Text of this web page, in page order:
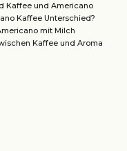
Kaffee und Americano
Kaffee Unterschied?
mit Milch
Kaffee und Aroma